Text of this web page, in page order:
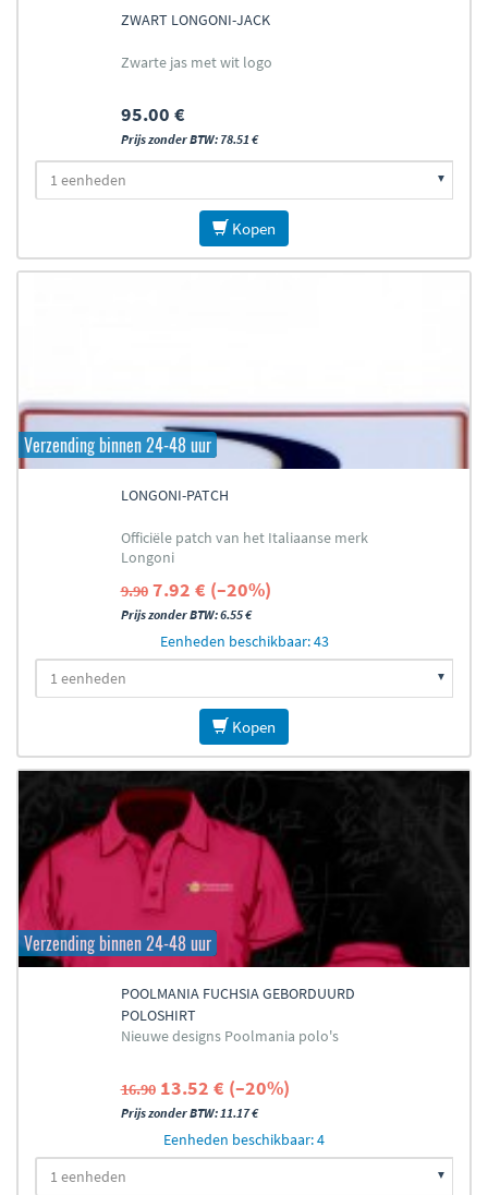
ZWART LONGONI-JACK
Zwarte jas met wit logo
95.00 €
Prijs zonder BTW: 78.51 €
Kopen
Verzending binnen 24-48 uur
LONGONI-PATCH
Officiële patch van het Italiaanse merk
Longoni
9.90 7.92 € (–20%)
Prijs zonder BTW: 6.55 €
Eenheden beschikbaar: 43
Kopen
Verzending binnen 24-48 uur
POOLMANIA FUCHSIA GEBORDUURD
POLOSHIRT
Nieuwe designs Poolmania polo's
16.90 13.52 € (–20%)
Prijs zonder BTW: 11.17 €
Eenheden beschikbaar: 4